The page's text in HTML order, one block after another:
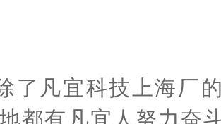
了凡宜科技上海厂
都有凡宜人努力奋